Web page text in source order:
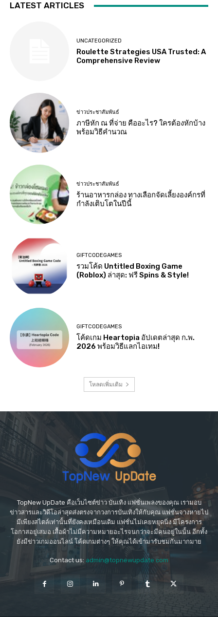
LATEST ARTICLES
UNCATEGORIZED
Roulette Strategies USA Trusted: A
Comprehensive Review
ข่าวประชาสัมพันธ์
ภาษีหัก ณ ที่จ่าย คืออะไร? ใครต้องหักบ้าง
พร้อมวิธีคำนวณ
ข่าวประชาสัมพันธ์
ร้านอาหารกล่อง ทางเลือกจัดเลี้ยงองค์กรที่
กำลังเติบโตในปีนี้
GIFTCODEGAMES
รวมโค้ด Untitled Boxing Game
(Roblox) ล่าสุด: ฟรี Spins & Style!
GIFTCODEGAMES
โค้ดเกม Heartopia อัปเดตล่าสุด ก.พ.
2026 พร้อมวิธีแลกไอเทม!
โหลดเพิ่มเติม
TopNew UpDate คือเว็บไซต์ข่าว บันเทิง แฟชั่นเพลงของคุณ เรามอบ
ข่าวสารและวิดีโอล่าสุดส่งตรงจากวงการบันเทิงให้กับคุณ แฟชั่นจางหายไป
มีเพียงสไตล์เท่านั้นที่ยังคงเหมือนเดิม แฟชั่นไม่เคยหยุดนิ่ง มีโครงการ
โอกาสอยู่เสมอ เสื้อผ้าไม่มีความหมายอะไรจนกว่าจะมีคนอยู่ในนั้น อีกทั้ง
ยังมีข่าวเกมออนไลน์ โค้ดเกมต่างๆ ให้คุณได้เข้ามารับชมกันมากมาย
Contact us: admin@topnewupdate.com